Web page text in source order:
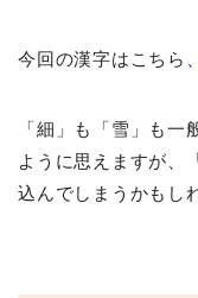
今回の漢字はこちら、
「細」も「雪」も
ように思えますが、
込んでしまうかもし